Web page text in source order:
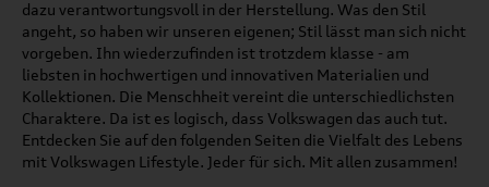
dazu verantwortungsvoll in der Herstellung. Was den Stil
angeht, so haben wir unseren eigenen; Stil lässt man sich nicht
vorgeben. Ihn wiederzufinden ist trotzdem klasse - am
liebsten in hochwertigen und innovativen Materialien und
Kollektionen. Die Menschheit vereint die unterschiedlichsten
Charaktere. Da ist es logisch, dass Volkswagen das auch tut.
Entdecken Sie auf den folgenden Seiten die Vielfalt des Lebens
mit Volkswagen Lifestyle. Jeder für sich. Mit allen zusammen!